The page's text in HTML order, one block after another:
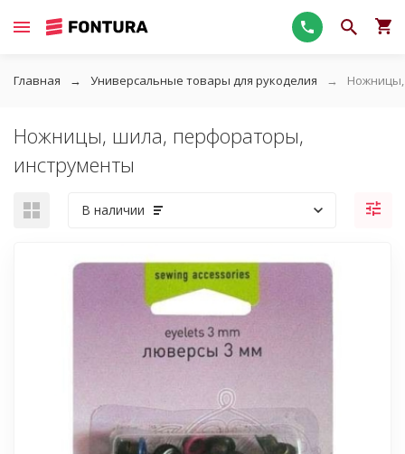
Главная Универсальные товары для рукоделия
Ножницы, шила, перфораторы,
инструменты
В наличии